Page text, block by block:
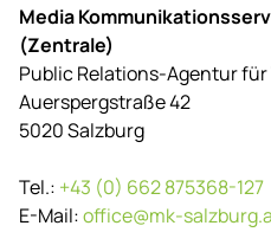
Media
(Zentrale)
Public Relations-Agentur
Auerspergstraße 42
5020 Salzburg
Tel.: +43 (0) 662 875368-127
E-Mail:office@mk-